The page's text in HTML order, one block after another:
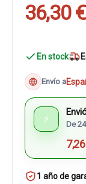
36,30 €
En stock
Envío a
⚡ De
1 año de